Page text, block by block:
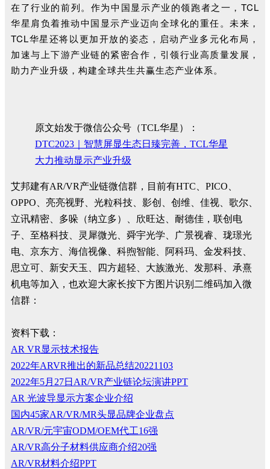
在了行业的前列。作为中国显示产业的领跑者之一，TCL
华星肩负着推动中国显示产业迈向全球化的重任。未来，
TCL华星还将以更加开放的姿态，启动产业多元化布局，
加速与上下游产业链的紧密合作，引领行业高质量发展，
助力产业升级，构建全球共生共赢生态产业体系。
原文始发于微信公众号（TCL华星）：
DTC2023｜智慧屏显生态日臻完善，TCL华星
大力推动显示产业升级
艾邦建有AR/VR产业链微信群，目前有HTC、PICO、
OPPO、亮亮视野、光粒科技、影创、创维、佳视、歌尔、
立讯精密、多哚（纳立多）、欣旺达、耐德佳，联创电
子、至格科技、灵犀微光、舜宇光学、广景视睿、珑璟光
电、京东方、海信视像、科煦智能、阿科玛、金发科技、
思立可、新安天玉、四方超轻、大族激光、发那科、承熹
机电等加入，也欢迎大家长按下方图片识别二维码加入微
信群：
资料下载：
AR VR显示技术报告
2022年ARVR推出的新品总结20221103
2022年5月27日AR/VR产业链论坛演讲PPT
AR 光波导显示方案企业介绍
国内45家AR/VR/MR头显品牌企业盘点
AR/VR/元宇宙ODM/OEM代工16强
AR/VR高分子材料供应商介绍20强
AR/VR材料介绍PPT